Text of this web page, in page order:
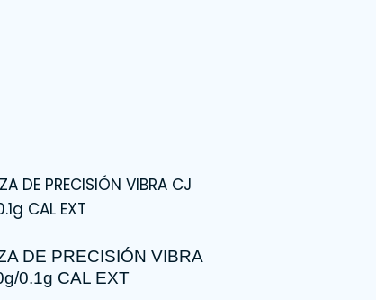
DE PRECISIÓN VIBRA
0.1g CAL EXT